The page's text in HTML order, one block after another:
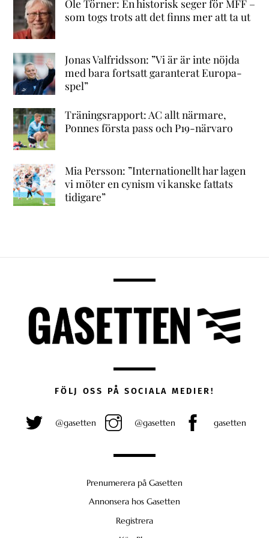
Ole Törner: En historisk seger för MFF –
som togs trots att det finns mer att ta ut
Jonas Valfridsson: ”Vi är är inte nöjda
med bara fortsatt garanterat Europa-
spel”
Träningsrapport: AC allt närmare,
Ponnes första pass och P19-närvaro
Mia Persson: ”Internationellt har lagen
vi möter en cynism vi kanske fattats
tidigare”
FÖLJ OSS PÅ SOCIALA MEDIER!
@gasetten @gasetten gasetten
Prenumerera på Gasetten
Annonsera hos Gasetten
Registrera